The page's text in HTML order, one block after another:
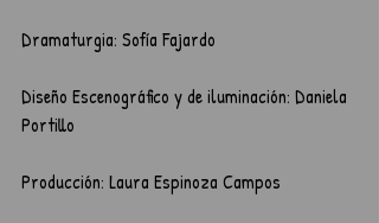
Dramaturgia: Sofía Fajardo
Diseño Escenográfico y de iluminación: Daniela
Portillo
Producción: Laura Espinoza Campos